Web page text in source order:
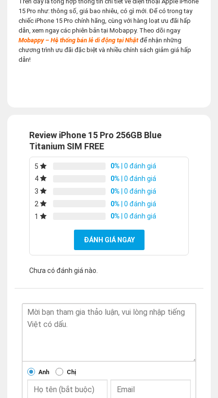
15 Pro như: thông số, giá bao nhiêu, có gì mới. Để có trong tay
chiếc iPhone 15 Pro chính hãng, cùng với hàng loạt ưu đãi hấp
dẫn, xem ngay các phiên bản tại Mobappy. Theo dõi ngay
Mobappy – Hệ thống bán lẻ di động tại Nhậtđể nhận những
chương trình ưu đãi đặc biệt và nhiều chính sách giảm giá hấp
dẫn!
Review iPhone 15 Pro 256GB Blue
Titanium SIM FREE
5 0% | 0 đánh giá
4
0% | 0 đánh giá
3
0% | 0 đánh giá
2
0% | 0 đánh giá
1
0% | 0 đánh giá
ĐÁNH GIÁ NGAY
Chưa có đánh giá nào.
Anh Chị